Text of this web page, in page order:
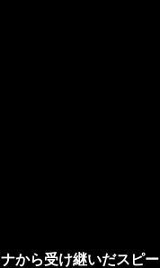
から受け継いだスピ